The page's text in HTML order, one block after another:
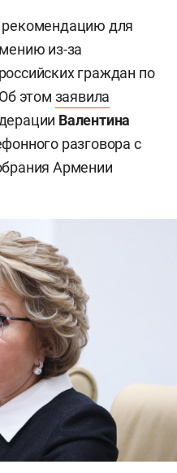
рекомендацию для
из-за
граждан по
этом заявила
Валентина
разговора с
Армении